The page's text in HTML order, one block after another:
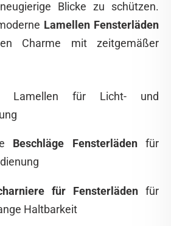
Blicke zu schützen.
Lamellen Fensterläden
Charme mit zeitgemäßer
Lamellen für Licht- und
Beschläge Fensterlädenfür
für Fensterlädenfür
Haltbarkeit